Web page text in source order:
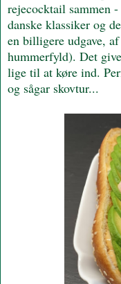
rejecocktail sammen
danske klassiker og
en billigere udgave,
hummerfyld). Det
lige til at køre ind.
og sågar skovtur...